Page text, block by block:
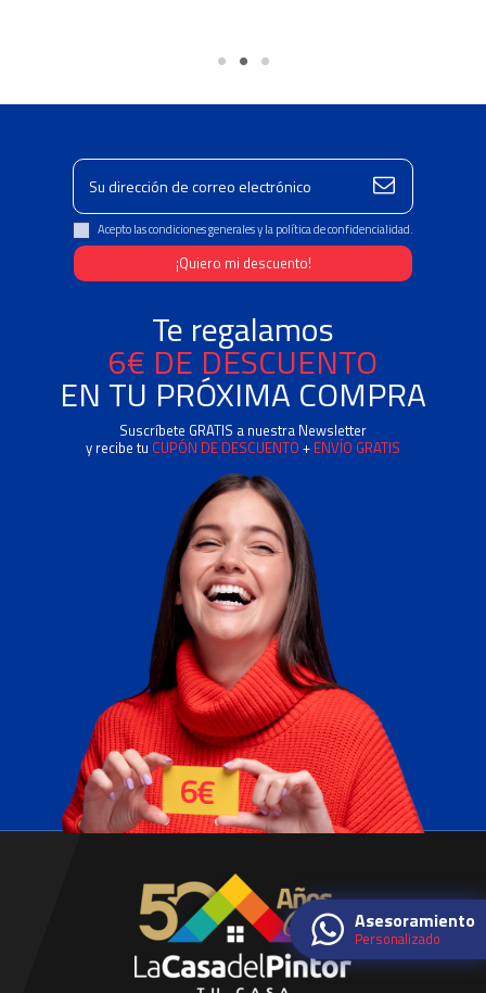
Acepto las condiciones generales y la política de confidencialidad.
Te regalamos
6€ DE DESCUENTO
EN TU PRÓXIMA COMPRA
Suscríbete GRATIS a nuestra Newsletter
y recibe tu CUPÓN DE DESCUENTO + ENVÍO GRATIS
Asesoramiento
Personalizado